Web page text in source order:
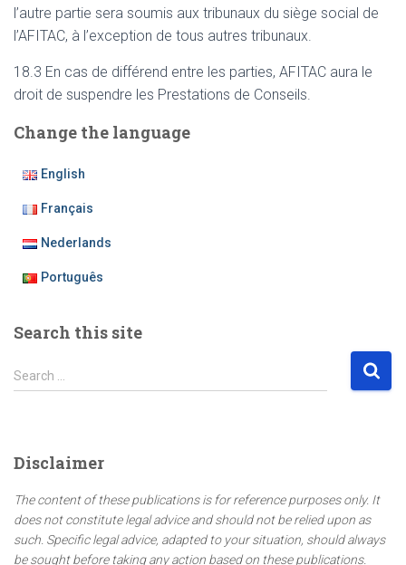
l’autre partie sera soumis aux tribunaux du siège social de
l’AFITAC, à l’exception de tous autres tribunaux.
18.3 En cas de différend entre les parties, AFITAC aura le
droit de suspendre les Prestations de Conseils.
Change the language
English
Français
Nederlands
Português
Search this site
S
e
h
o
r
:
Search …
Disclaimer
The content of these publications is for reference purposes only. It
does not constitute legal advice and should not be relied upon as
such. Specific legal advice, adapted to your situation, should always
be sought before taking any action based on these publications.